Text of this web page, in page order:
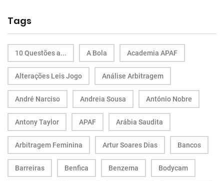
Tags
10 Questões a... A Bola Academia APAF
Alterações Leis Jogo Análise Arbitragem
André Narciso Andreia Sousa António Nobre
Antony Taylor APAF Arábia Saudita
Arbitragem Feminina Artur Soares Dias Bancos
Barreiras Benfica Benzema Bodycam